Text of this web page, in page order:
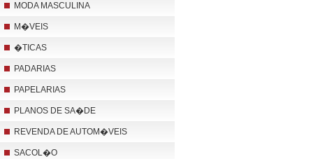
MODA MASCULINA
M�VEIS
�TICAS
PADARIAS
PAPELARIAS
PLANOS DE SA�DE
REVENDA DE AUTOM�VEIS
SACOL�O